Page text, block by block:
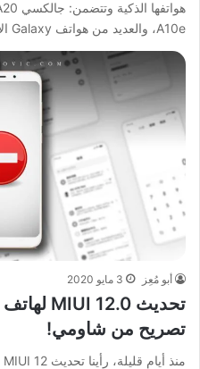
A10e، والعديد من هواتف Galaxy الأخرى. وبينما…
أبو مُعِز 3 مايو 2020
تصريح من شاومي!